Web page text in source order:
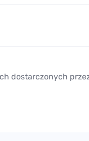
dostarczonych